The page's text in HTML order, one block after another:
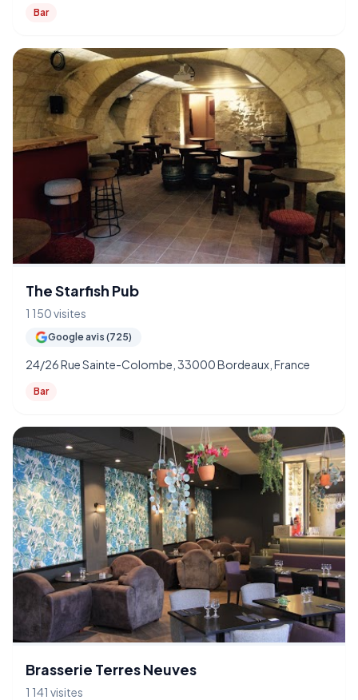
Bar
The Starfish Pub
1 150 visites
Google avis (725)
24/26 Rue Sainte-Colombe, 33000 Bordeaux, France
Bar
Brasserie Terres Neuves
1 141 visites